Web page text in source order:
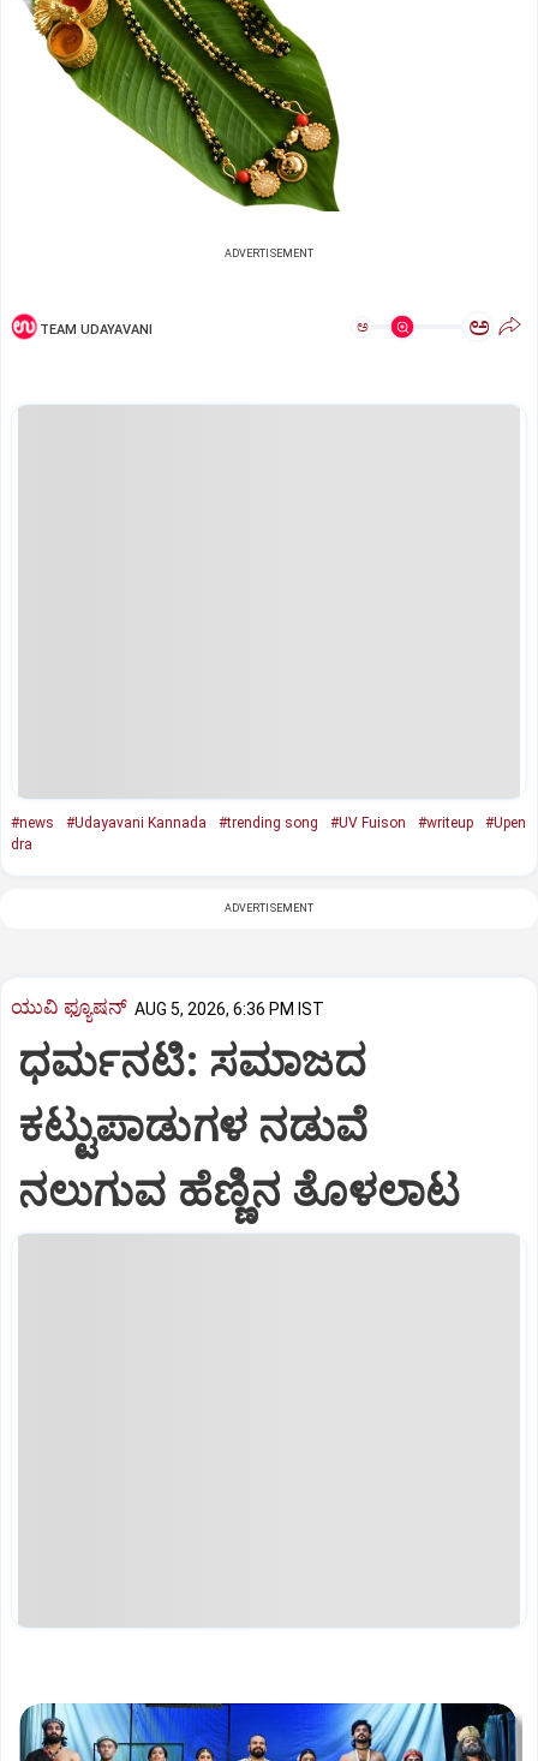
ADVERTISEMENT
TEAM UDAYAVANI ಅ ಅ
#news #Udayavani Kannada #trending song #UV Fuison #writeup
#Upen
dra
ADVERTISEMENT
ಯುವಿ ಫ್ಯೂಷನ್ AUG 5, 2026, 6:36 PM IST
ಧರ್ಮನಟಿ: ಸಮಾಜದ
ಕಟ್ಟುಪಾಡುಗಳ ನಡುವೆ
ನಲುಗುವ ಹೆಣ್ಣಿನ ತೊಳಲಾಟ